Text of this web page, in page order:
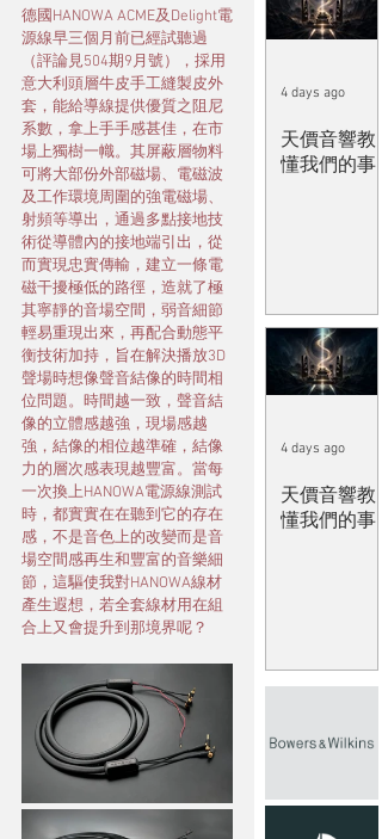
德國HANOWA ACME及Delight電
源線早三個月前已經試聽過
（評論見504期9月號），採用
意大利頭層牛皮手工縫製皮外
套，能給導線提供優質之阻尼
系數，拿上手手感甚佳，在市
場上獨樹一幟。其屏蔽層物料
可將大部份外部磁場、電磁波
及工作環境周圍的強電磁場、
射頻等導出，通過多點接地技
術從導體內的接地端引出，從
而實現忠實傳輸，建立一條電
磁干擾極低的路徑，造就了極
其寧靜的音場空間，弱音細節
輕易重現出來，再配合動態平
衡技術加持，旨在解決播放3D
聲場時想像聲音結像的時間相
位問題。時間越一致，聲音結
像的立體感越強，現場感越
強，結像的相位越準確，結像
力的層次感表現越豐富。當每
一次換上HANOWA電源線測試
時，都實實在在聽到它的存在
感，不是音色上的改變而是音
場空間感再生和豐富的音樂細
節，這驅使我對HANOWA線材
產生遐想，若全套線材用在組
合上又會提升到那境界呢？
天價音響教
懂我們的事
4 days ago
天價音響教
懂我們的事
4 days ago